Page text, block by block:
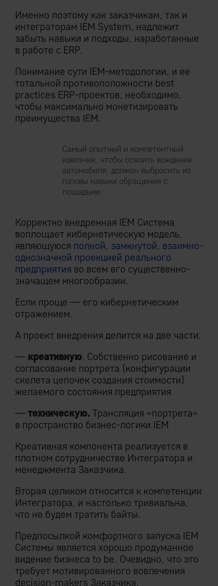
Именно поэтому как заказчикам, так и
интеграторам IEM System, надлежит
забыть навыки и подходы, наработанные
в работе с ERP.
Понимание сути IEM-методологии, и ее
тотальной противоположности best
practices ERP-проектов, необходимо,
чтобы максимально монетизировать
преимущества IEM.
Самый опытный и компетентный
извозчик, чтобы освоить вождение
автомобиля, должен выбросить из
головы навыки обращения с
лошадьми.
Корректно внедренная IEM Система
воплощает кибернетическую модель,
являющуюся полной, замкнутой, взаимно-
однозначной проекцией реального
предприятия во всем его существенно-
значащем многообразии.
Если проще — его кибернетическим
отражением.
А проект внедрения делится на две части:
— креативную. Собственно рисование и
согласование портрета (конфигурации
скелета цепочек создания стоимости)
желаемого состояния предприятия
— техническую. Трансляция «портрета»
в пространство бизнес-логики IEM
Креативная компонента реализуется в
плотном сотрудничестве Интегратора и
менеджмента Заказчика.
Вторая целиком относится к компетенции
Интегратора, и настолько тривиальна,
что не будем тратить байты.
Предпосылкой комфортного запуска IEM
Системы является хорошо продуманное
видение бизнеса to be. Очевидно, что это
требует мотивированного вовлечения
decision-makers Заказчика.